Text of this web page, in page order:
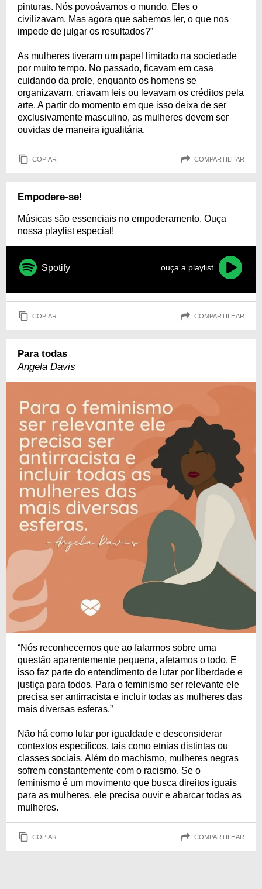
pinturas. Nós povoávamos o mundo. Eles o
civilizavam. Mas agora que sabemos ler, o que nos
impede de julgar os resultados?”
As mulheres tiveram um papel limitado na sociedade
por muito tempo. No passado, ficavam em casa
cuidando da prole, enquanto os homens se
organizavam, criavam leis ou levavam os créditos pela
arte. A partir do momento em que isso deixa de ser
exclusivamente masculino, as mulheres devem ser
ouvidas de maneira igualitária.
COPIAR COMPARTILHAR
Empodere-se!
Músicas são essenciais no empoderamento. Ouça
nossa playlist especial!
Spotify ouça a playlist
COPIAR COMPARTILHAR
Para todas
Angela Davis
“Nós reconhecemos que ao falarmos sobre uma
questão aparentemente pequena, afetamos o todo. E
isso faz parte do entendimento de lutar por liberdade e
justiça para todos. Para o feminismo ser relevante ele
precisa ser antirracista e incluir todas as mulheres das
mais diversas esferas.”
Não há como lutar por igualdade e desconsiderar
contextos específicos, tais como etnias distintas ou
classes sociais. Além do machismo, mulheres negras
sofrem constantemente com o racismo. Se o
feminismo é um movimento que busca direitos iguais
para as mulheres, ele precisa ouvir e abarcar todas as
mulheres.
COPIAR COMPARTILHAR